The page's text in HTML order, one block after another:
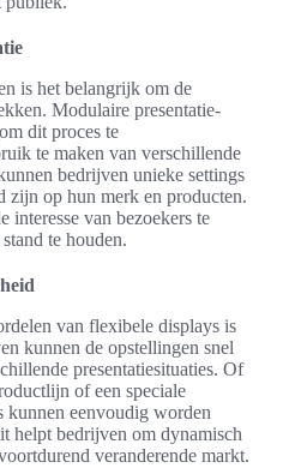
is het belangrijk om de
Modulaire presentatie-
dit proces te
te maken van verschillende
bedrijven unieke settings
zijn op hun merk en producten.
van bezoekers te
te houden.
van flexibele displays is
kunnen de opstellingen snel
presentatiesituaties. Of
of een speciale
kunnen eenvoudig worden
helpt bedrijven om dynamisch
veranderende markt.